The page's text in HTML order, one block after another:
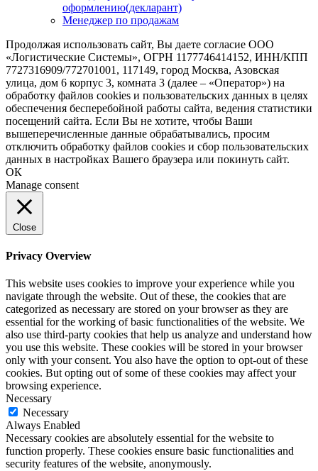
оформлению(декларант)
Менеджер по продажам
Продолжая использовать сайт, Вы даете согласие ООО
«Логистические Системы», ОГРН 1177746414152, ИНН/КПП
7727316909/772701001, 117149, город Москва, Азовская
улица, дом 6 корпус 3, комната 3 (далее – «Оператор») на
обработку файлов cookies и пользовательских данных в целях
обеспечения бесперебойной работы сайта, ведения статистики
посещений сайта. Если Вы не хотите, чтобы Ваши
вышеперечисленные данные обрабатывались, просим
отключить обработку файлов cookies и сбор пользовательских
данных в настройках Вашего браузера или покинуть сайт.
ОК
Manage consent
Close
Privacy Overview
This website uses cookies to improve your experience while you
navigate through the website. Out of these, the cookies that are
categorized as necessary are stored on your browser as they are
essential for the working of basic functionalities of the website. We
also use third-party cookies that help us analyze and understand how
you use this website. These cookies will be stored in your browser
only with your consent. You also have the option to opt-out of these
cookies. But opting out of some of these cookies may affect your
browsing experience.
Necessary
Necessary
Always Enabled
Necessary cookies are absolutely essential for the website to
function properly. These cookies ensure basic functionalities and
security features of the website, anonymously.